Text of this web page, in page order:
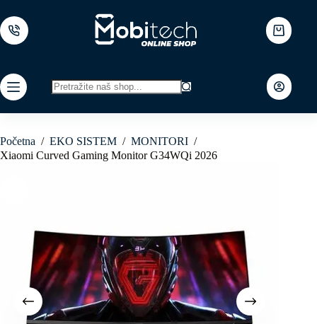
to
content
Shopping
cart
results
Početna / EKO SISTEM / MONITORI /
Xiaomi Curved Gaming Monitor G34WQi 2026